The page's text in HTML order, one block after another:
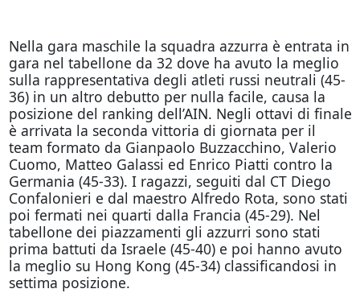
Nella gara maschile la squadra azzurra è entrata in
gara nel tabellone da 32 dove ha avuto la meglio
sulla rappresentativa degli atleti russi neutrali (45-
36) in un altro debutto per nulla facile, causa la
posizione del ranking dell’AIN. Negli ottavi di finale
è arrivata la seconda vittoria di giornata per il
team formato da Gianpaolo Buzzacchino, Valerio
Cuomo, Matteo Galassi ed Enrico Piatti contro la
Germania (45-33). I ragazzi, seguiti dal CT Diego
Confalonieri e dal maestro Alfredo Rota, sono stati
poi fermati nei quarti dalla Francia (45-29). Nel
tabellone dei piazzamenti gli azzurri sono stati
prima battuti da Israele (45-40) e poi hanno avuto
la meglio su Hong Kong (45-34) classificandosi in
settima posizione.